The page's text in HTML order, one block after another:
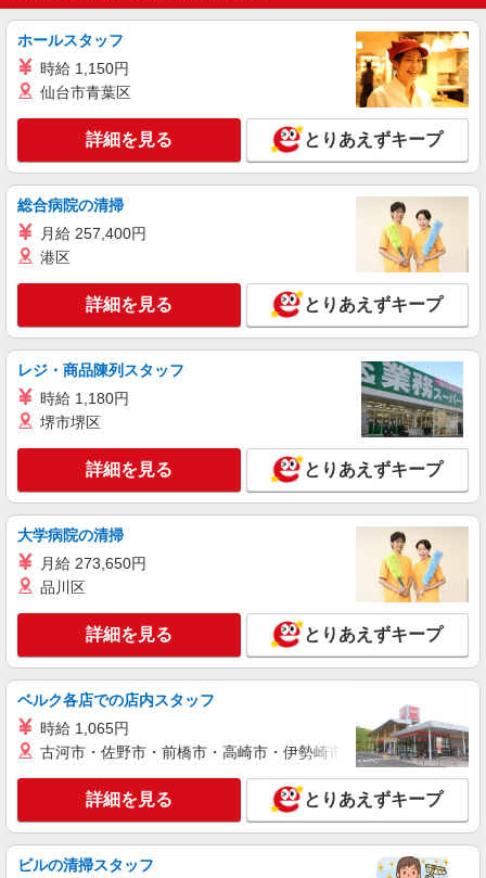
キープ 詳細を見る
アルバイト パート
株式会社阪神セキュリティ
駅構内でのホームドアの設置工事に伴う警備 9
月4日スタートで11月19日までの予定です。
日給12720〜21312円 ①12,720円 ②21,312円
詳細を見る
株式会社阪神セキュリティ
駅構内でのホームドア設置工事に伴う警備（ロ
ング日勤：7:00〜22:00） 9月4日からスター
トし11月19日までの予定です。
日給21,312円 ※交通費支給（上限1500円/1
日） 月収例：21,312円×25日＝53万2800円
京都府京都市下京区長刀鉾町
キープ 詳細を見る
ホールスタッフ
時給 1,150円
仙台市青葉区
詳細を見る とりあえずキープ
総合病院の清掃
月給 257,400円
港区
詳細を見る とりあえずキープ
レジ・商品陳列スタッフ
時給 1,180円
堺市堺区
詳細を見る とりあえずキープ
大学病院の清掃
月給 273,650円
品川区
詳細を見る とりあえずキープ
ベルク各店での店内スタッフ
時給 1,065円
古河市・佐野市・前橋市・高崎市・伊勢崎市・太田市・館林市
詳細を見る とりあえずキープ
ビルの清掃スタッフ